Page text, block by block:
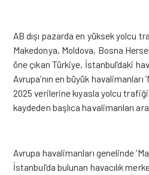
AB dışı pazarda en yüksek yolcu
Makedonya, Moldova, Bosna
öne çıkan Türkiye, İstanbul’daki
Avrupa’nın en büyük
2025 verilerine kıyasla yolcu
kaydeden başlıca havalimanları
Avrupa havalimanları genelinde
İstanbul’da bulunan havacılık